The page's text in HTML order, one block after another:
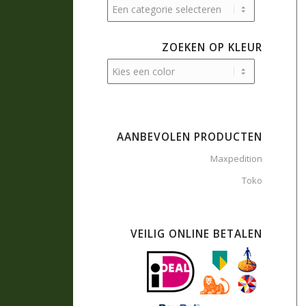
ZOEKEN OP KLEUR
AANBEVOLEN PRODUCTEN
Maxpedition
Toko
VEILIG ONLINE BETALEN